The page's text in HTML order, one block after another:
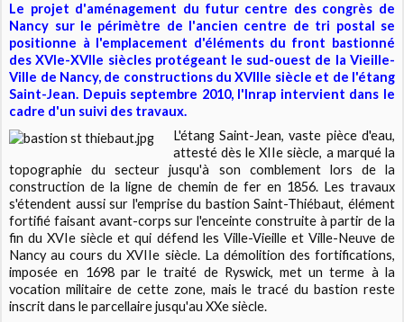
Le projet d'aménagement du futur centre des congrès de
Nancy sur le périmètre de l'ancien centre de tri postal se
positionne à l'emplacement d'éléments du front bastionné
des XVIe-XVIIe siècles protégeant le sud-ouest de la Vieille-
Ville de Nancy, de constructions du XVIIIe siècle et de l'étang
Saint-Jean. Depuis septembre 2010, l'Inrap intervient dans le
cadre d'un suivi des travaux.
L'étang Saint-Jean, vaste pièce d'eau,
attesté dès le XIIe siècle, a marqué la
topographie du secteur jusqu'à son comblement lors de la
construction de la ligne de chemin de fer en 1856. Les travaux
s'étendent aussi sur l'emprise du bastion Saint-Thiébaut, élément
fortifié faisant avant-corps sur l'enceinte construite à partir de la
fin du XVIe siècle et qui défend les Ville-Vieille et Ville-Neuve de
Nancy au cours du XVIIe siècle. La démolition des fortifications,
imposée en 1698 par le traité de Ryswick, met un terme à la
vocation militaire de cette zone, mais le tracé du bastion reste
inscrit dans le parcellaire jusqu'au XXe siècle.